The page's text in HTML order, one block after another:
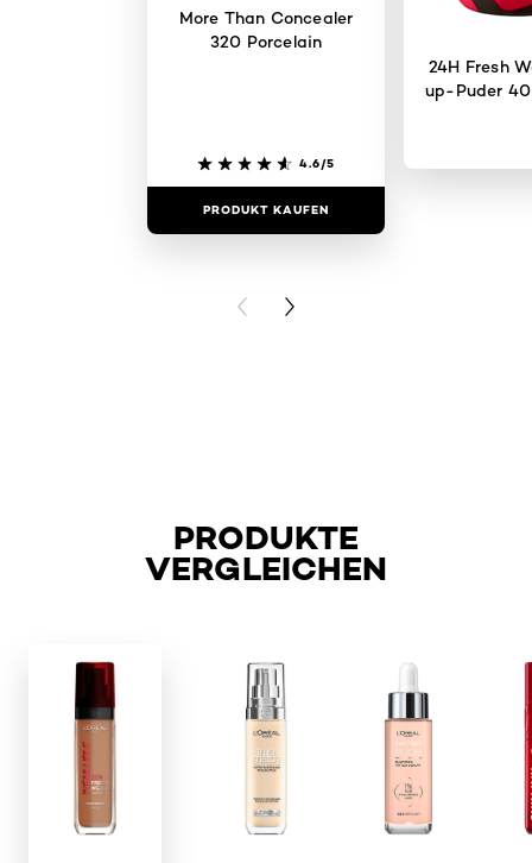
More Than Concealer
320 Porcelain
4.6/5
PRODUKT KAUFEN
24H Fresh
up-Puder
PREVIOUS CARD
NEXT CARD
PRODUKTE
VERGLEICHEN